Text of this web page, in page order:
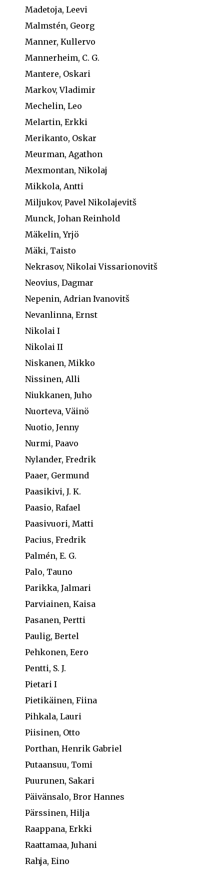
Madetoja, Leevi
Malmstén, Georg
Manner, Kullervo
Mannerheim, C. G.
Mantere, Oskari
Markov, Vladimir
Mechelin, Leo
Melartin, Erkki
Merikanto, Oskar
Meurman, Agathon
Mexmontan, Nikolaj
Mikkola, Antti
Miljukov, Pavel Nikolajevitš
Munck, Johan Reinhold
Mäkelin, Yrjö
Mäki, Taisto
Nekrasov, Nikolai Vissarionovitš
Neovius, Dagmar
Nepenin, Adrian Ivanovitš
Nevanlinna, Ernst
Nikolai I
Nikolai II
Niskanen, Mikko
Nissinen, Alli
Niukkanen, Juho
Nuorteva, Väinö
Nuotio, Jenny
Nurmi, Paavo
Nylander, Fredrik
Paaer, Germund
Paasikivi, J. K.
Paasio, Rafael
Paasivuori, Matti
Pacius, Fredrik
Palmén, E. G.
Palo, Tauno
Parikka, Jalmari
Parviainen, Kaisa
Pasanen, Pertti
Paulig, Bertel
Pehkonen, Eero
Pentti, S. J.
Pietari I
Pietikäinen, Fiina
Pihkala, Lauri
Piisinen, Otto
Porthan, Henrik Gabriel
Putaansuu, Tomi
Puurunen, Sakari
Päivänsalo, Bror Hannes
Pärssinen, Hilja
Raappana, Erkki
Raattamaa, Juhani
Rahja, Eino